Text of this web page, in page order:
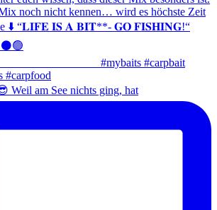
Weil am See nichts ging, hat